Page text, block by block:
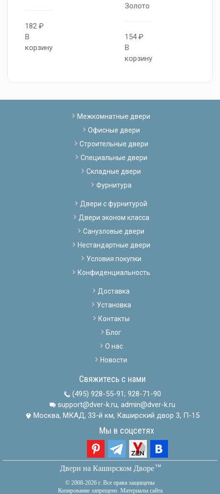
182 ₽
В
корзину
Золото
154 ₽
В
корзину
Межкомнатные двери
Офисные двери
Строительные двери
Специальные двери
Складные двери
Фурнитура
Двери с фурнитурой
Двери эконом класса
Санузловые двери
Нестандартные двери
Условия покупки
Конфиденциальность
Доставка
Установка
Контакты
Блог
О нас
Новости
Свяжитесь с нами
(495) 928-55-91; 928-71-90
support@dver-k.ru, admin@dver-k.ru
Москва, МКАД, 33-й км, Каширский двор 3, П-15
Мы в соцсетях
Двери на Каширском Дворетм
© 2008-2026 г. Все права защищены
Копирование запрещено. Материалы сайта